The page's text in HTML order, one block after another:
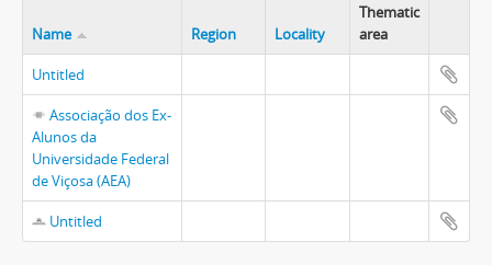
Name Region Locality
Thematic
area
Untitled
Associação dos Ex-
Alunos da
Universidade Federal
de Viçosa (AEA)
Untitled